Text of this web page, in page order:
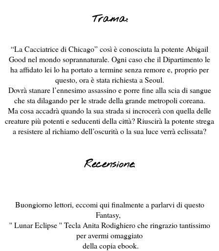
Trama:
“La Cacciatrice di Chicago” così è conosciuta la potente Abigail
Good nel mondo soprannaturale. Ogni caso che il Dipartimento le
ha affidato lei lo ha portato a termine senza remore e, proprio per
questo, ora è stata richiesta a Seoul.
Dovrà stanare l’ennesimo assassino e porre fine alla scia di sangue
che sta dilagando per le strade della grande metropoli coreana.
Ma cosa accadrà quando la sua strada si incrocerà con quella delle
creature più potenti e seducenti della città? Riuscirà la potente strega
a resistere al richiamo dell’oscurità o la sua luce verrà eclissata?
Recensione:
Buongiorno lettori, eccomi qui finalmente a parlarvi di questo
Fantasy,
'' Lunar Eclipse '' Tecla Anita Rodighiero che ringrazio tantissimo
per avermi omaggiato
della copia ebook.